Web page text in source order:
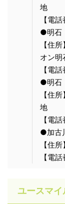
地
【電
●明石
【住
オン明
【電
●明石
【住
地
【電
●加古
【住
【電
ユースマイ